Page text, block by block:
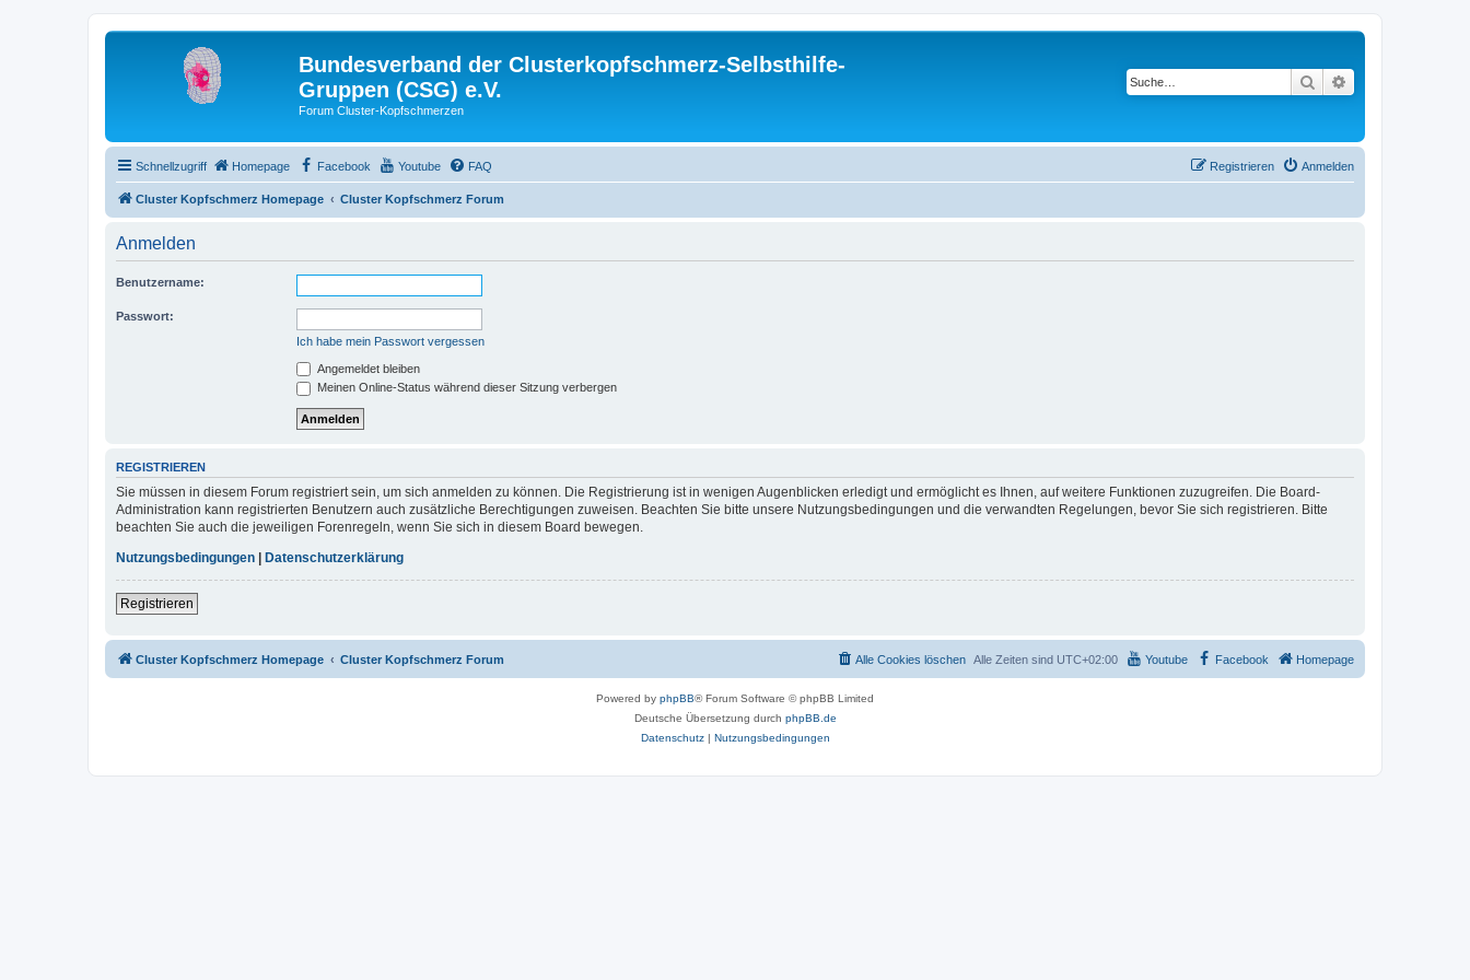
Bundesverband der Clusterkopfschmerz-Selbsthilfe-
Gruppen (CSG) e.V.
Forum Cluster-Kopfschmerzen
Suche
Schnellzugriff Homepage Facebook Youtube FAQ Anmelden
Registrieren
Cluster Kopfschmerz Homepage Cluster Kopfschmerz Forum
Anmelden
Benutzername:
Passwort:
Ich habe mein Passwort vergessen
Angemeldet bleiben
Meinen Online-Status während dieser Sitzung verbergen
REGISTRIEREN
Sie müssen in diesem Forum registriert sein, um sich anmelden zu können. Die Registrierung ist in wenigen Augenblicken erledigt und ermöglicht es Ihnen, auf weitere Funktionen zuzugreifen. Die Board-
Administration kann registrierten Benutzern auch zusätzliche Berechtigungen zuweisen. Beachten Sie bitte unsere Nutzungsbedingungen und die verwandten Regelungen, bevor Sie sich registrieren. Bitte
beachten Sie auch die jeweiligen Forenregeln, wenn Sie sich in diesem Board bewegen.
Nutzungsbedingungen
Datenschutzerklärung
Registrieren
Cluster Kopfschmerz Homepage Cluster Kopfschmerz Forum Homepage
Facebook
Youtube
Alle Zeiten sind UTC+02:00
Alle Cookies löschen
Powered by phpBB® Forum Software © phpBB Limited
Deutsche Übersetzung durch phpBB.de
Datenschutz| Nutzungsbedingungen